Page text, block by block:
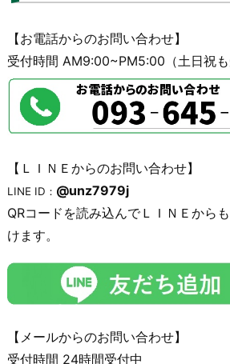
【お電話からのお問い合わせ】
受付時間 AM9:00~PM5:00（土日祝も
【ＬＩＮＥからのお問い合わせ】
LINE ID： @unz7979j
QRコードを読み込んでＬＩＮＥから
けます。
【メールからのお問い合わせ】
受付時間 24時間受付中